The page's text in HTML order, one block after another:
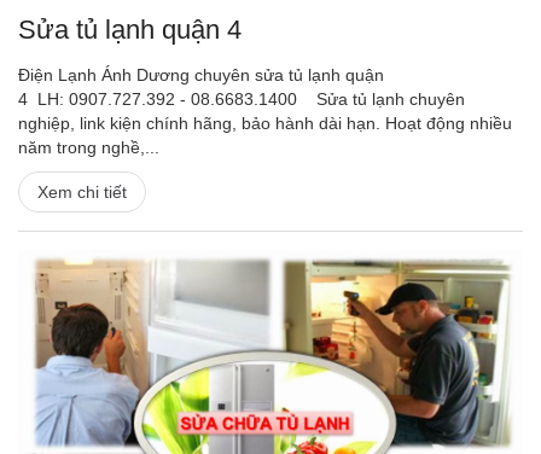
Sửa tủ lạnh quận 4
Điện Lạnh Ánh Dương chuyên sửa tủ lạnh quận
4 LH: 0907.727.392 - 08.6683.1400 Sửa tủ lạnh chuyên
nghiệp, link kiện chính hãng, bảo hành dài hạn. Hoạt động nhiều
năm trong nghề,...
Xem chi tiết